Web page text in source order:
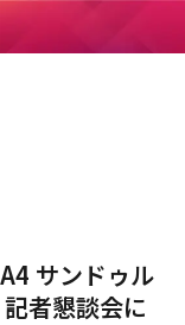
サンドゥル
者懇談会に